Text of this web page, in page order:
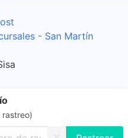
- San Martín
rastreo)